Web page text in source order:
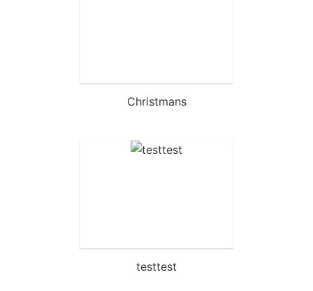
Christmans
testtest